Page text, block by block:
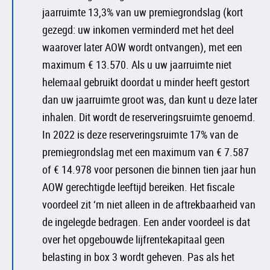
jaarruimte 13,3% van uw premiegrondslag (kort
gezegd: uw inkomen verminderd met het deel
waarover later AOW wordt ontvangen), met een
maximum € 13.570. Als u uw jaarruimte niet
helemaal gebruikt doordat u minder heeft gestort
dan uw jaarruimte groot was, dan kunt u deze later
inhalen. Dit wordt de reserveringsruimte genoemd.
In 2022 is deze reserveringsruimte 17% van de
premiegrondslag met een maximum van € 7.587
of € 14.978 voor personen die binnen tien jaar hun
AOW gerechtigde leeftijd bereiken. Het fiscale
voordeel zit ‘m niet alleen in de aftrekbaarheid van
de ingelegde bedragen. Een ander voordeel is dat
over het opgebouwde lijfrentekapitaal geen
belasting in box 3 wordt geheven. Pas als het